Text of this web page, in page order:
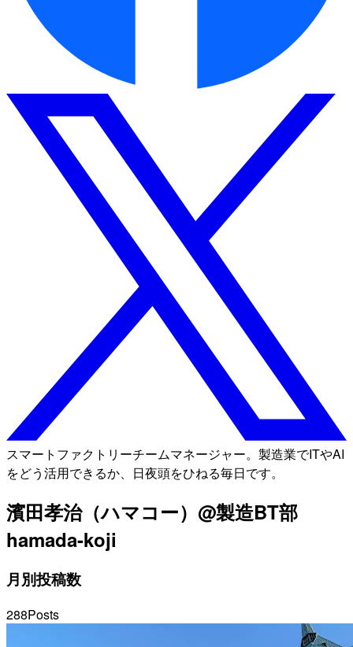
スマートファクトリーチームマネージャー。製造業でITやAI
をどう活用できるか、日夜頭をひねる毎日です。
濱田孝治（ハマコー）@製造BT部
hamada-koji
月別投稿数
288Posts